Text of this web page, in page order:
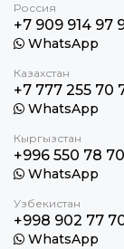
Россия
+7 909 914 97
WhatsApp
Казахстан
+7 777 255 70
WhatsApp
Кыргызстан
+996 550 78 70
WhatsApp
Узбекистан
+998 902 77
WhatsApp